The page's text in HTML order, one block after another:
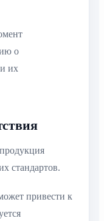
о
их
стандартов.
привести к